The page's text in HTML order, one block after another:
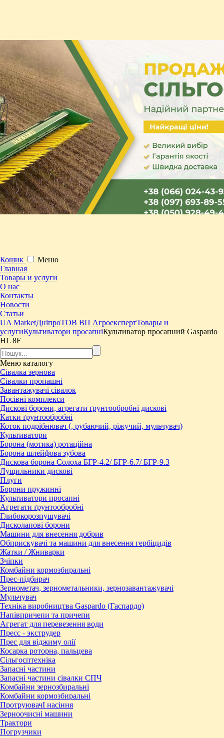
Кошик
Меню
Главная
Товары и услуги
О нас
Контакты
Новости
Статьи
UA MarketДніпроТОВ ВП АгроекспертТовары и
услугиКультиватори просапніКультиватор просапний Gaspardo
HL 8F
Меню каталогу
Сівалка зернова
Сівалки пропашні
Завантажувачі сівалок
Посівні комплекси
Дискові борони, агрегати ґрунтообробні дискові
Катки ґрунтообробні
Коток подрібнювач (, рубаючий, ріжучий, мульчувач)
Культиватори
Борона (мотика) ротаційна
Борона шлейфова зубова
Дискова борона Солоха БГР-4.2/ БГР-6.7/ БГР-9.3
Лущильники дискові
Плуги
Борони пружинні
Культиватори просапні
Агрегати ґрунтообробні
Глибокорозпушувачі
Дисколапові борони
Машини для внесення добрив
Обприскувачі та машини для внесення гербіцидів
Жатки / Жниварки
Зчіпки
Комбайни кормозбиральні
Прес-підбирач
Зернометач, зернометальники, зернозавантажувачі
Мульчувач
Техніка виробництва Gaspardo (Гаспардо)
Напівпричепи та причепи
Агрегат для перевезення води
Пресc - экструдер
Прес для віджиму олії
Косарка роторна, пальцева
Сільгосптехніка
Запасні частини
Запасні частини сівалки СПЧ
Комбайни зернозбиральні
Комбайни кормозбиральні
ПротруювачІ насіння
Зерноочисні машини
Трактори
Погрузчики